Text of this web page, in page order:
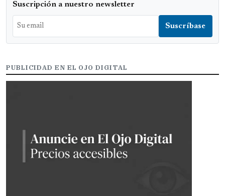
Suscripción a nuestro newsletter
PUBLICIDAD EN EL OJO DIGITAL